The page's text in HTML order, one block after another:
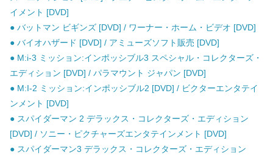
イメント [DVD]
● バットマン ビギンズ [DVD] / ワーナー・ホーム・ビデオ [DVD]
● バイオハザード [DVD] / アミューズソフト販売 [DVD]
● M:i-3 ミッション:インポッシブル3 スペシャル・コレクターズ・
エディション [DVD] / パラマウント ジャパン [DVD]
● M:I-2 ミッション:インポッシブル2 [DVD] / ビクターエンタテイ
ンメント [DVD]
● スパイダーマン 2 デラックス・コレクターズ・エディション
[DVD] / ソニー・ピクチャーズエンタテインメント [DVD]
● スパイダーマン3 デラックス・コレクターズ・エディション